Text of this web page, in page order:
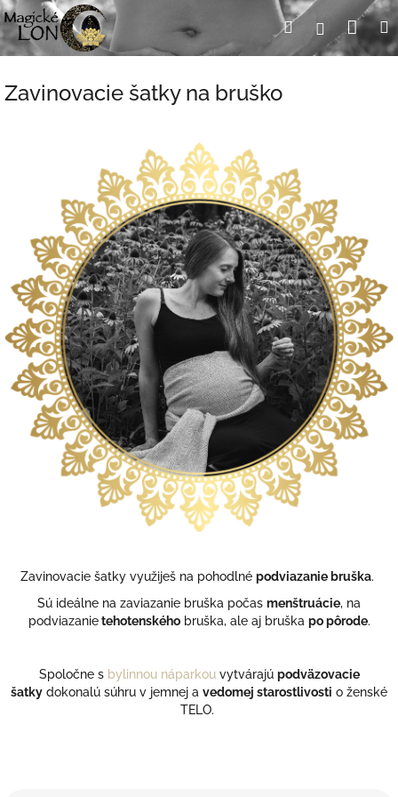
Prejsť
na
obsah
Hľadať
Zavinovacie šatky na bruško
Zavinovacie šatky využiješ na pohodlné podviazanie bruška.
Sú ideálne na zaviazanie bruška počas menštruácie, na
podviazanietehotenskéhobruška, ale aj bruška po pôrode.
Spoločne s bylinnou náparkouvytvárajú podväzovacie
šatky dokonalú súhru v jemnej a vedomej starostlivosti o ženské
TELO.